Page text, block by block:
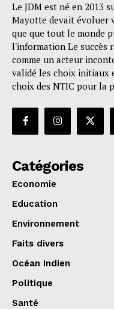
Le JDM est né en 2013
Mayotte devait évoluer
que que tout le monde
l'information Le succès
comme un acteur
validé les choix initiaux
choix des NTIC pour la
Catégories
Economie
Education
Environnement
Faits divers
Océan Indien
Politique
Santé